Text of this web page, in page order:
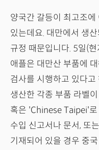
양국간 갈등이 최고조
있는데요. 대만에서 생
규정 때문입니다. 5일(
애플은 대만산 부품에
검사를 시행하고 있다고
생산한 각종 부품 라벨
혹은 'Chinese Taipei'
수입 신고서나 문서, 또
기재되어 있을 경우 중